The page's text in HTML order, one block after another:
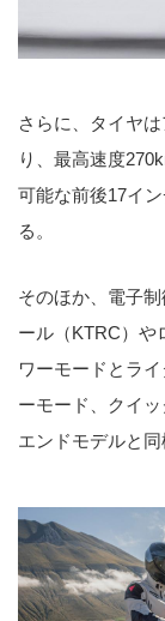
さらに、タイヤ
り、最高速度
可能な前後17イ
る。
そのほか、電子
ール（KTRC）や
ワーモードとラ
ーモード、クイ
エンドモデルと